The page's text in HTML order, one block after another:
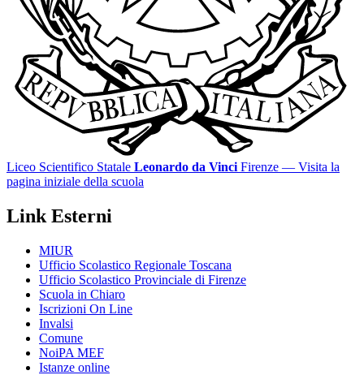
Liceo Scientifico Statale Leonardo da Vinci Firenze — Visita la
pagina iniziale della scuola
Link Esterni
MIUR
Ufficio Scolastico Regionale Toscana
Ufficio Scolastico Provinciale di Firenze
Scuola in Chiaro
Iscrizioni On Line
Invalsi
Comune
NoiPA MEF
Istanze online